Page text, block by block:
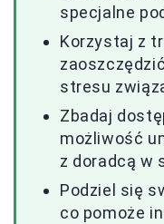
specjalne
Korzystaj z
stresu
Zbadaj
możliwość
z doradcą w
Podziel się
co pomoże